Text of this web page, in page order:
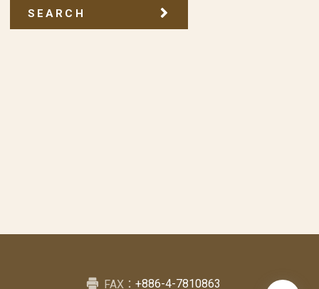
SEARCH
FAX：+886-4-7810863